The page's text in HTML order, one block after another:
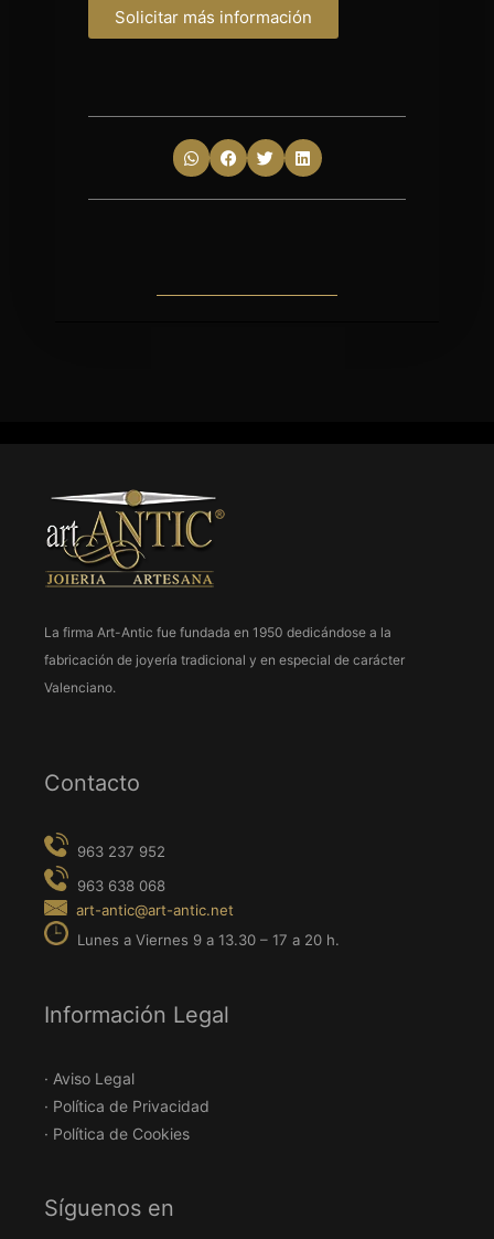
Solicitar más información
La firma Art-Antic fue fundada en 1950 dedicándose a la
fabricación de joyería tradicional y en especial de carácter
Valenciano.
Contacto
963 237 952
963 638 068
Información Legal
· Aviso Legal
· Política de Privacidad
· Política de Cookies
Síguenos en